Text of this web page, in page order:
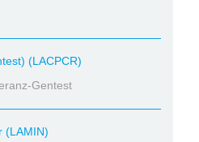
(LACPCR)
Gentest
(LAMIN)